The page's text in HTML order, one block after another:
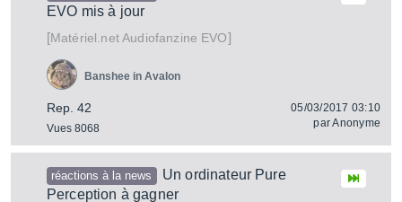
EVO mis à jour
[Matériel.netAudiofanzine EVO]
Rep. 42
Vues 8068
Banshee in Avalon
05/03/2017 03:10
parAnonyme
réactions à la news
Un ordinateur Pure
Perception à gagner